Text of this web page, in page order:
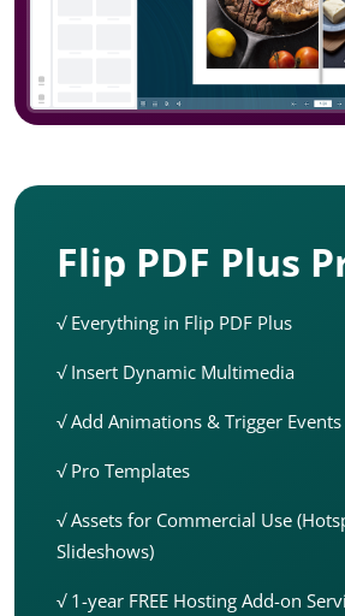
Flip PDF Plus
√ Everything in Flip PDF Plus
√ Insert Dynamic Multimedia
√ Add Animations & Trigger Events
√ Pro Templates
√ Assets for Commercial Use
Slideshows)
√ 1-year FREE Hosting Add-on